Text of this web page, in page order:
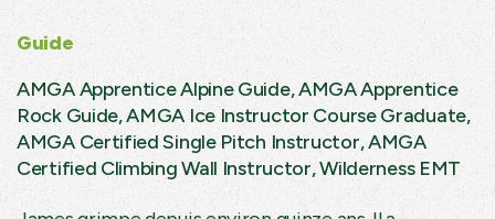
Guide
AMGA Apprentice Alpine Guide, AMGA Apprentice
Rock Guide, AMGA Ice Instructor Course Graduate,
AMGA Certified Single Pitch Instructor, AMGA
Certified Climbing Wall Instructor, Wilderness EMT